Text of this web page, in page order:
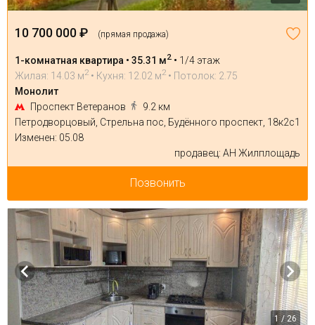
10 700 000 ₽ (прямая продажа)
1-комнатная квартира • 35.31 м2 • 1/4 этаж
Жилая: 14.03 м2 • Кухня: 12.02 м2 • Потолок: 2.75
Монолит
Проспект Ветеранов
9.2 км
Петродворцовый, Стрельна пос, Будённого проспект, 18к2с1
Изменен: 05.08
продавец: АН Жилплощадь
Позвонить
1 / 26